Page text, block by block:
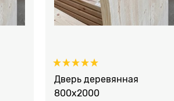
Дверь деревянная
800х2000